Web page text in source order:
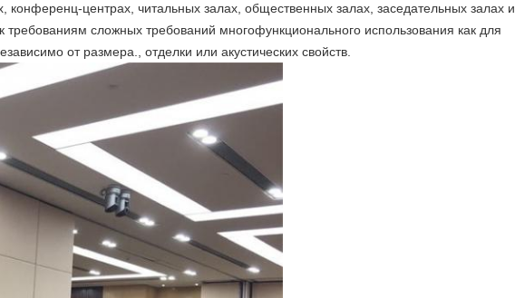
конференц-центрах, читальных залах, общественных залах, заседательных залах и
сложных требований многофункционального использования как для
от размера., отделки или акустических свойств.